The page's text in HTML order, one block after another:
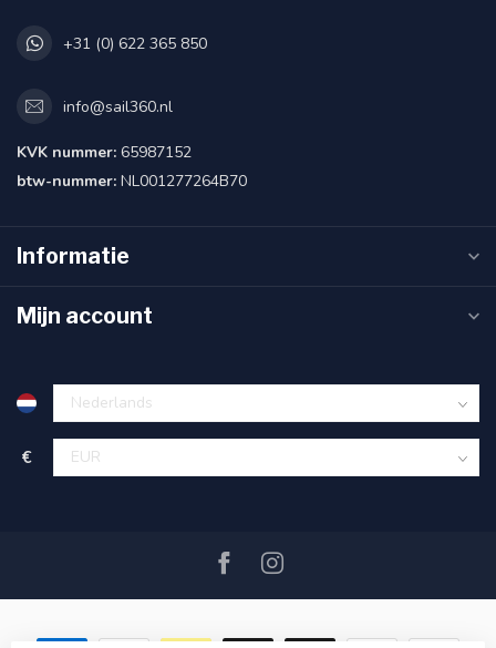
+31 (0) 622 365 850
info@sail360.nl
KVK nummer: 65987152
btw-nummer: NL001277264B70
Informatie
Mijn account
€